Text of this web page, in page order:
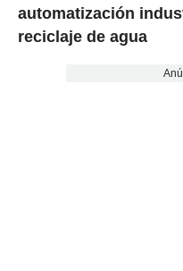
automatización
reciclaje de agua